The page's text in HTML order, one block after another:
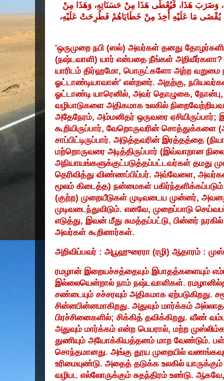
وَضَرَبَ هَذَا، فَيُعْطَى هَذَا مِنْ حَسَنَاتِهِ، وَهَذَا مِنْ
يُقْضَى مَا عَلَيْهِ أُخِذَ مِنْ خَطَايَاهُمْ فَطُرِحَتْ عَلَيْهِ،
'ஒருமுறை நபி (ஸல்) அவர்கள் தனது
(நஷ்டவாளி) யார் என்பதை நீங்கள் அறிவீர்களா?
யாரிடம் திர்ஹமோ, பொருட்களோ அற்ற வறுமை
ஓட்டாண்டியாவான்' என்றனர். அதற்கு,
ஓட்டாண்டி யாரெனில், அவர் தொழுகை, நோன்பு
வழிபாடுகளை அதிகமாக உலகில்
அதேநேரம், அம்மனிதர் ஒருவரை ஏசியிருப்பார்;
கூறியிருப்பார், வேறொருவரின் சொத்துக்களை
சாப்பிட்டிருப்பார். அடுத்தவரின் இரத்தத்தை
மற்றொருவரை அடித்திருப்பார் (இவ்வாறான
அநியாயங்களுக்குட்படுத்தப்பட்டவர்கள் தமது
தெரிவித்து விண்ணப்பிப்பர். அவ்வேளை,
மூலம் கிடைத்த) நன்மைகள்
(குற்ற) முறையீடுகள் முடிவடைய முன்னர்,
முடிவடைந்துவிடும். எனவே, முறைப்பாடு
எடுத்து, இவன் மீது சுமத்தப்பட்டு, பின்னர்
அவர்கள் கூறினார்கள்.
அறிவிப்பவர் : அபூஹுரைரா (ரழி) ஆதாரம் :
ரமழான் இறையச்சத்தையும் இபாதத்களையும்
இல்லையென்றால் நாம் நஷ்டவாளிகள்.
சண்டையும் சச்சரவும் அதிகமாக ஏற்படுகிறது.
சின்னபின்னமாகிறது. அதுவும் மார்க்கம்
பிரச்சினைகளில்; சிக்கித் தவிக்கிறது. வீண்
அதுவும் மார்க்கம் என்ற பெயரால், மற்ற
துணியும் அயோக்கியத்தனம் மாற வேண்டும்.
சொந்தமானது. அங்கு தூய முறையில் வணங்கவும்
உரிமையுண்டு. அதைத் தடுக்க உலகில் யாருக்கும்
வழிபட எல்லோருக்கும் சுதந்திரம் உண்டு. ஆகவே